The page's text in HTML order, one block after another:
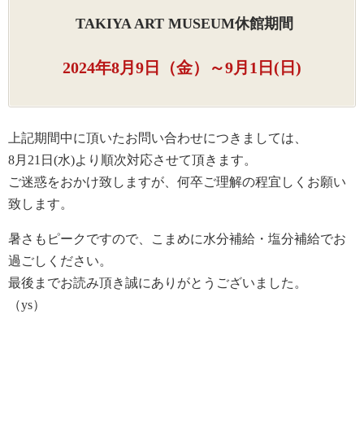
TAKIYA ART MUSEUM休館期間
2024年8月9日（金）～9月1日(日)
上記期間中に頂いたお問い合わせにつきましては、
8月21日(水)より順次対応させて頂きます。
ご迷惑をおかけ致しますが、何卒ご理解の程宜しくお願い
致します。
暑さもピークですので、こまめに水分補給・塩分補給でお
過ごしください。
最後までお読み頂き誠にありがとうございました。
（ys）